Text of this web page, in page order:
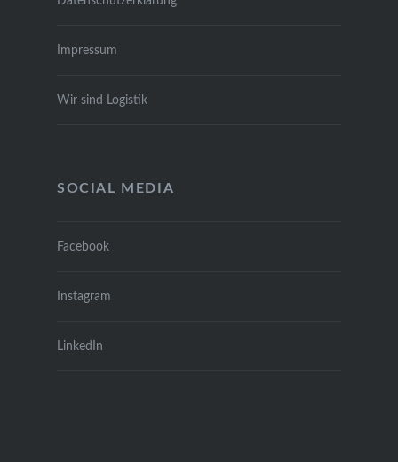
Impres­sum
Wir sind Logis­tik
SOCIAL MEDIA
Face­book
Insta­gram
Lin­ke­dIn